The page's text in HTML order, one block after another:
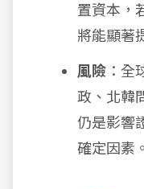
置資本，
將能顯著
風險 ：
政、北韓
仍是影響
確定因素。